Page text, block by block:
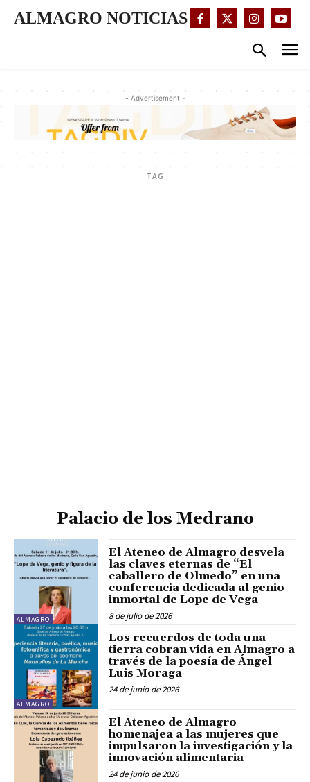
ALMAGRO NOTICIAS
- Advertisement -
TAG
Palacio de los Medrano
ALMAGRO
El Ateneo de Almagro desvela
las claves eternas de “El
caballero de Olmedo” en una
conferencia dedicada al genio
inmortal de Lope de Vega
8 de julio de 2026
ALMAGRO
Los recuerdos de toda una
tierra cobran vida en Almagro a
través de la poesía de Ángel
Luis Moraga
24 de junio de 2026
El Ateneo de Almagro
homenajea a las mujeres que
impulsaron la investigación y la
innovación alimentaria
24 de junio de 2026